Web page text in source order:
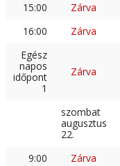
15:00
Zárva
16:00
Zárva
Egész
napos
időpont
1
Zárva
szombat
augusztus
22.
9:00
Zárva